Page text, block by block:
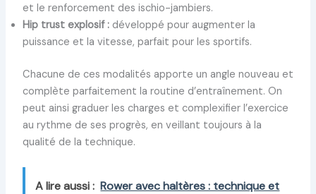
et le renforcement des ischio-jambiers.
Hip trust explosif :développé pour augmenter la
puissance et la vitesse, parfait pour les sportifs.
Chacune de ces modalités apporte un angle nouveau et
complète parfaitement la routine d’entraînement. On
peut ainsi graduer les charges et complexifier l’exercice
au rythme de ses progrès, en veillant toujours à la
qualité de la technique.
A lire aussi : Rower avec haltères : technique et